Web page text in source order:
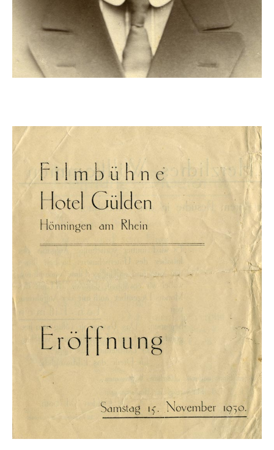
1930
Mitten in der Weltwirtschaftskrise erkennt Matthias Both
eine Marktlücke in Hönningen: Er eröffnet das erste Kino!